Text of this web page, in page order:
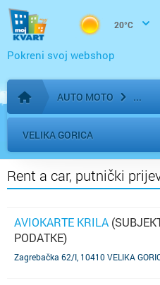
20°C
Pokreni svoj webshop
Početna stranica
AUTO MOTO
VELIKA GORICA
Rent a car, putnički
AVIOKARTE KRILA
PODATKE)
Zagrebačka 62/I, 10410 VELIKA